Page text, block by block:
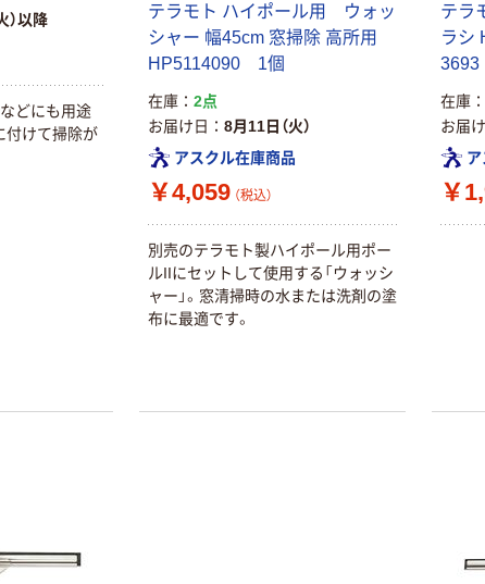
）以降
どにも用途
付けて掃除が
テラモト ハイポール用 ウォッ
シャー 幅45cm 窓掃除 高所用
HP5114090 1個
在庫
2点
お届け日
8月11日（火）
アスクル在庫商品
￥4,059 （税込）
別売のテラモト製ハイポール用ポー
ルIIにセットして使用する「ウォッシ
ャー」。窓清掃時の水または洗剤の塗
布に最適です。
テラ
ラシ
3693
在庫
お届
￥